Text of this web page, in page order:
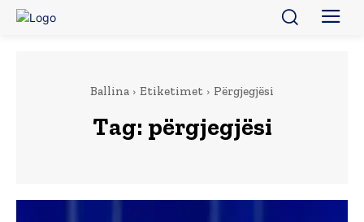
Ballina Etiketimet Përgjegjësi
Tag: përgjegjësi